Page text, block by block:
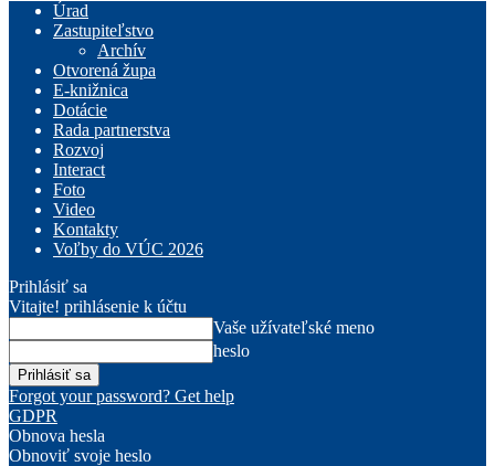
Úrad
Zastupiteľstvo
Archív
Otvorená župa
E-knižnica
Dotácie
Rada partnerstva
Rozvoj
Interact
Foto
Video
Kontakty
Voľby do VÚC 2026
Prihlásiť sa
Vitajte! prihlásenie k účtu
Vaše užívateľské meno
heslo
Forgot your password? Get help
GDPR
Obnova hesla
Obnoviť svoje heslo